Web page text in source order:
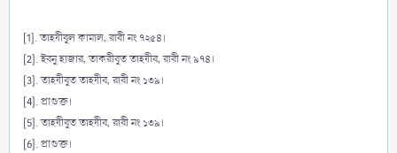
[1]. তাহযীবুল কামাল, রাবী নং ৭২৫৪।
[2]. ইবনু হাজার, তাকরীবুত তাহযীব, রাবী নং ৯৭৪।
[3]. তাহযীবুত তাহযীব, রাবী নং ১৩৯।
[4]. প্রাগুক্ত।
[5]. তাহযীবুত তাহযীব, রাবী নং ১৩৯।
[6]. প্রাগুক্ত।